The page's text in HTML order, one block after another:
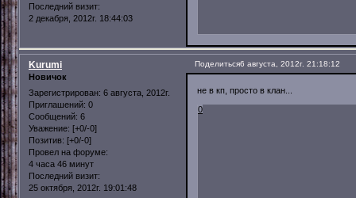
Последний визит:
2 декабря, 2012г. 18:44:03
Поделиться6 августа, 2012г. 21:18:12
Kurumi
Новичок
Зарегистрирован: 6 августа, 2012г.
Приглашений: 0
Сообщений: 6
Уважение: [+0/-0]
Позитив: [+0/-0]
Провел на форуме:
4 часа 46 минут
Последний визит:
25 октября, 2012г. 19:01:48
не в кп, просто в клан...
0